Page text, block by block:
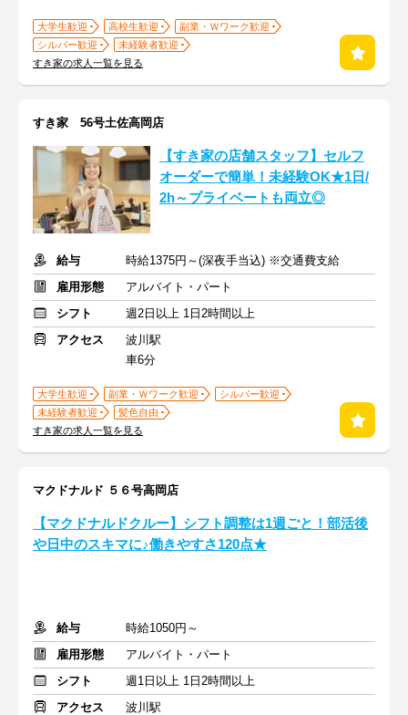
大学生歓迎 高校生歓迎
副業・Ｗワーク歓迎
シルバー歓迎
未経験者歓迎
すき家の求人一覧を見る
すき家 56号土佐高岡店
【すき家の店舗スタッフ】セルフ
オーダーで簡単！未経験OK★1日/
2h～プライベートも両立◎
給与
時給1375円～(深夜手当込) ※交通費支給
雇用形態
アルバイト・パート
シフト
週2日以上 1日2時間以上
アクセス
波川駅
車6分
大学生歓迎 副業・Ｗワーク歓迎
シルバー歓迎
未経験者歓迎
髪色自由
すき家の求人一覧を見る
マクドナルド ５６号高岡店
【マクドナルドクルー】シフト調整は1週ごと！部活後
や日中のスキマに♪働きやすさ120点★
給与
時給1050円～
雇用形態
アルバイト・パート
シフト
週1日以上 1日2時間以上
アクセス
波川駅